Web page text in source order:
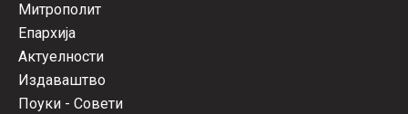
Митрополит
Епархија
Актуелности
Издаваштво
Поуки - Совети